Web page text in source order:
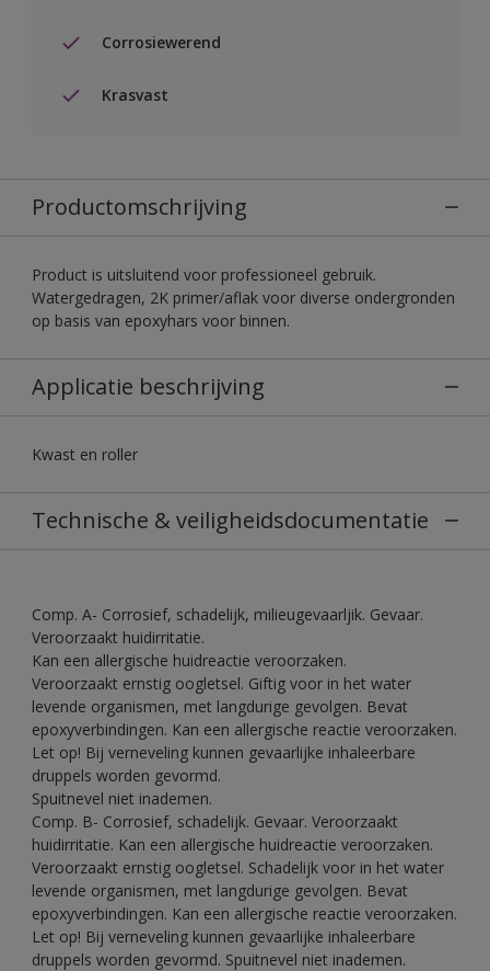
Corrosiewerend
Krasvast
Productomschrijving
Product is uitsluitend voor professioneel gebruik.
Watergedragen, 2K primer/aflak voor diverse ondergronden
op basis van epoxyhars voor binnen.
Applicatie beschrijving
Kwast en roller
Technische & veiligheidsdocumentatie
Comp. A- Corrosief, schadelijk, milieugevaarljik. Gevaar.
Veroorzaakt huidirritatie.
Kan een allergische huidreactie veroorzaken.
Veroorzaakt ernstig oogletsel. Giftig voor in het water
levende organismen, met langdurige gevolgen. Bevat
epoxyverbindingen. Kan een allergische reactie veroorzaken.
Let op! Bij verneveling kunnen gevaarlijke inhaleerbare
druppels worden gevormd.
Spuitnevel niet inademen.
Comp. B- Corrosief, schadelijk. Gevaar. Veroorzaakt
huidirritatie. Kan een allergische huidreactie veroorzaken.
Veroorzaakt ernstig oogletsel. Schadelijk voor in het water
levende organismen, met langdurige gevolgen. Bevat
epoxyverbindingen. Kan een allergische reactie veroorzaken.
Let op! Bij verneveling kunnen gevaarlijke inhaleerbare
druppels worden gevormd. Spuitnevel niet inademen.